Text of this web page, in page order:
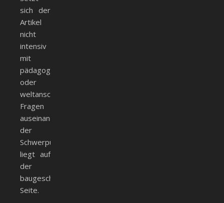
sich der
Artikel
nicht
intensiv
mit
pädagogischen
oder
weltanschaulichen
Fragen
auseinander,
der
Schwerpunkt
liegt auf
der
baugeschichtlichen
Seite.